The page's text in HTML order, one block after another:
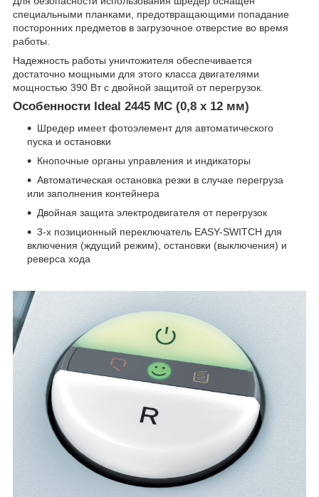
специальными планками, предотвращающими попадание
посторонних предметов в загрузочное отверстие во время
работы.
Надежность работы уничтожителя обеспечивается
достаточно мощными для этого класса двигателями
мощностью 390 Вт с двойной защитой от перегрузок.
Особенности Ideal 2445 MC (0,8 x 12 мм)
Шредер имеет фотоэлемент для автоматического
пуска и остановки
Кнопочные органы управления и индикаторы
Автоматическая остановка резки в случае перегруза
или заполнения контейнера
Двойная защита электродвигателя от перегрузок
3-х позиционный переключатель EASY-SWITCH для
включения (ждущий режим), остановки (выключения) и
реверса хода